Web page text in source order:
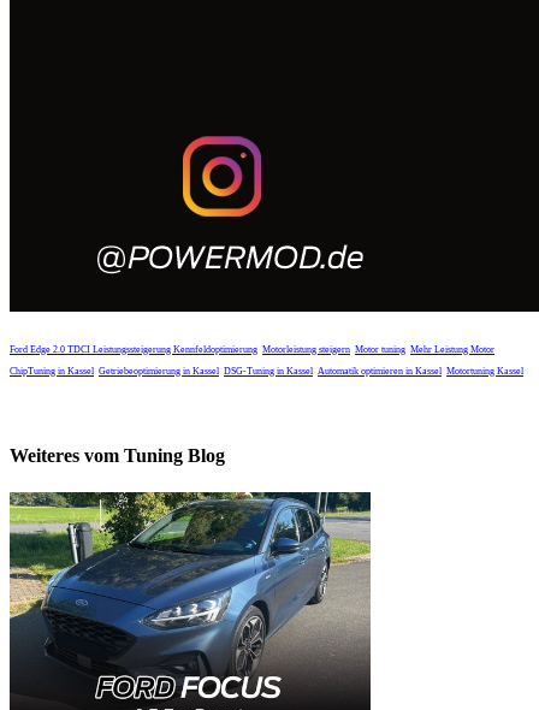
Ford Edge 2.0 TDCI Leistungssteigerung Kennfeldoptimierung Motorleistung steigern Motor tuning Mehr Leistung Motor
ChipTuning in Kassel Getriebeoptimierung in Kassel DSG-Tuning in Kassel Automatik optimieren in Kassel Motortuning Kassel
Weiteres vom Tuning Blog